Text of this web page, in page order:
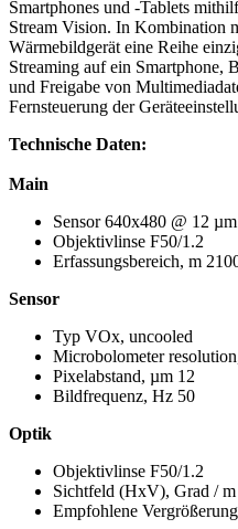
Smartphones und -Tablets
Stream Vision. In Kombination
Wärmebildgerät eine Reihe
Streaming auf ein Smartphone,
und Freigabe von
Fernsteuerung der
Technische Daten:
Main
Sensor 640x480 @ 12
Objektivlinse F50/1.2
Erfassungsbereich, m
Sensor
Typ VOx, uncooled
Microbolometer
Pixelabstand, µm 12
Bildfrequenz, Hz 50
Optik
Objektivlinse F50/1.2
Sichtfeld (HxV), Grad /
Empfohlene